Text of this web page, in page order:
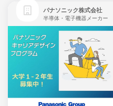
パナソニック株式会社
半導体・電子機器メーカー